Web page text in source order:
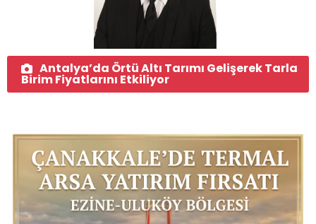
Antalya’da Örtü Altı Tarımı Gelişerek Tarla
Birim Fiyatlarını Etkiliyor